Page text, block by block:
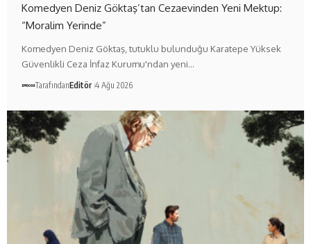
Komedyen Deniz Göktaş’tan Cezaevinden Yeni Mektup:
“Moralim Yerinde”
Komedyen Deniz Göktaş, tutuklu bulunduğu Karatepe Yüksek
Güvenlikli Ceza İnfaz Kurumu'ndan yeni…
TarafındanEditör 4 Ağu 2026